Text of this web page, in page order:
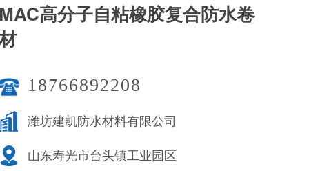
高分子自粘橡胶复合防水卷
18766892208
潍坊建凯防水材料有限公司
山东寿光市台头镇工业园区